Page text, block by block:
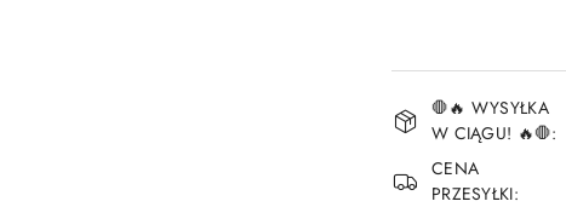
Dostępność
i
dostawa
🛑🔥 WYSYŁKA
W CIĄGU! 🔥🛑:
CENA
PRZESYŁKI: